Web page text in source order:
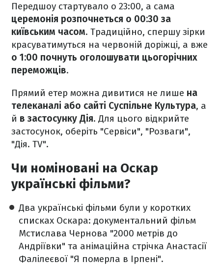
Передшоу стартувало о 23:00, а сама
церемонія розпочнеться о 00:30 за
київським часом. Традиційно, спершу зірки
красуватимуться на червоній доріжці, а вже
о 1:00 почнуть оголошувати цьогорічних
переможців.
Прямий етер можна дивитися не лише на
телеканалі або сайті Суспільне Культура, а
й в застосунку Дія. Для цього відкрийте
застосунок, оберіть "Сервіси", "Розваги",
"Дія. TV".
Чи номіновані на Оскар
українські фільми?
Два українські фільми були у коротких
списках Оскара: документальний фільм
Мстислава Чернова "2000 метрів до
Андріївки" та анімаційна стрічка Анастасії
Фалілеєвої "Я померла в Ірпені".